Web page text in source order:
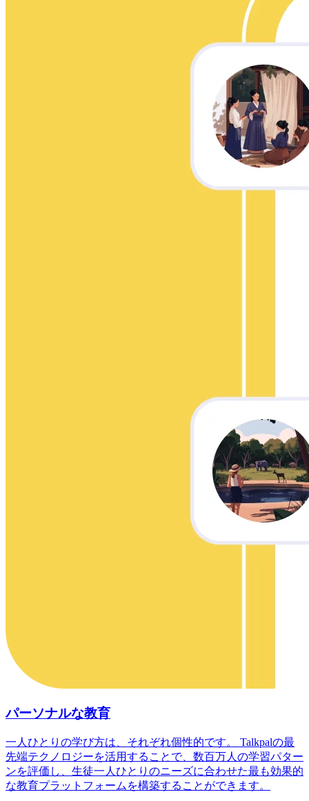
パーソナルな教育
一人ひとりの学び方は、それぞれ個性的です。 Talkpalの最
先端テクノロジーを活用することで、数百万人の学習パター
ンを評価し、生徒一人ひとりのニーズに合わせた最も効果的
な教育プラットフォームを構築することができます。